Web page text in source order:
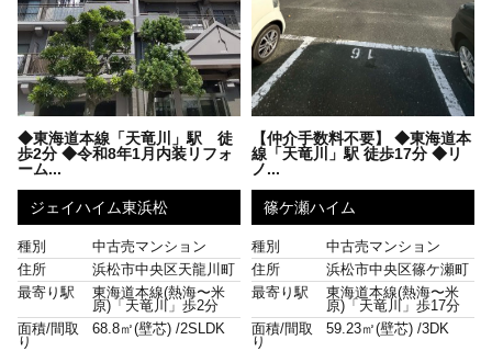
◆東海道本線「天竜川」駅 徒
歩2分 ◆令和8年1月内装リフォ
ーム...
ジェイハイム東浜松
種別
中古売マンション
住所
浜松市中央区天龍川町
最寄り駅
東海道本線(熱海〜米
原)「天竜川」歩2分
面積/間取
り
68.8㎡(壁芯) /2SLDK
【仲介手数料不要】 ◆東海道本
線「天竜川」駅 徒歩17分 ◆リ
ノ...
篠ケ瀬ハイム
種別
中古売マンション
住所
浜松市中央区篠ケ瀬町
最寄り駅
東海道本線(熱海〜米
原)「天竜川」歩17分
面積/間取
り
59.23㎡(壁芯) /3DK